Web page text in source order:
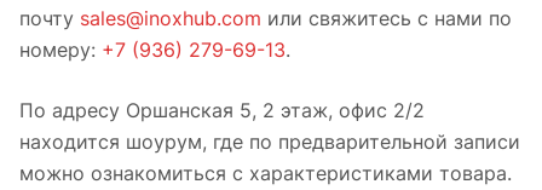
почту sales@inoxhub.com или свяжитесь с нами по
номеру: +7 (936) 279-69-13.
По адресу Оршанская 5, 2 этаж, офис 2/2
находится шоурум, где по предварительной записи
можно ознакомиться с характеристиками товара.